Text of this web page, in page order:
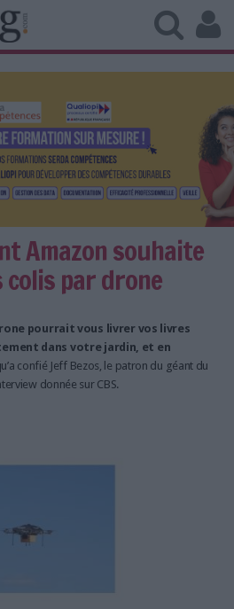
Amazon souhaite
par drone
pourrait vous livrer vos livres
dans votre jardin, et en
confié Jeff Bezos, le patron du géant du
donnée sur CBS.